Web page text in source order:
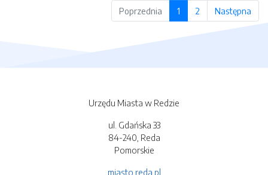
Poprzednia
1 2 Następna
Urzędu Miasta w Redzie
ul. Gdańska 33
84-240, Reda
Pomorskie
miasto.reda.pl